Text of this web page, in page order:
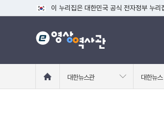
이 누리집은 대한민국 공식 전자정부 누리
공식 누리집 주소 확인하기
go.kr 주소를 사용하는 누리집은 대한민국
로
대한뉴스관 대한뉴스